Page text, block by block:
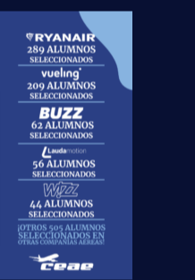
más
auxiliares de
nuestros alumnos
de Ryanair
, uniéndose así a
que ya están
a los nuevos TCP!
convertirte en
y formar parte de
empleoestán
Es más fácil de lo que
en nuestraRed de
, te
de Cabina de